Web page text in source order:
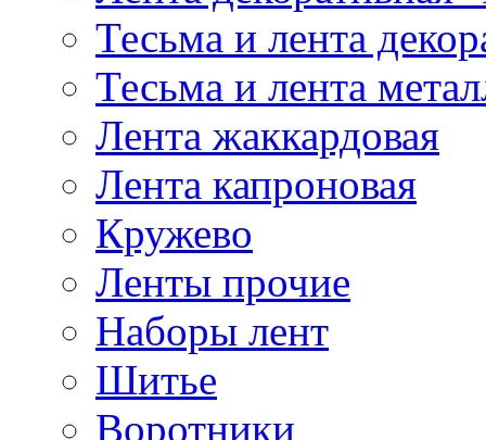
Тесьма и лента
Тесьма и лента
Лента жаккардовая
Лента капроновая
Кружево
Ленты прочие
Наборы лент
Шитье
Воротники